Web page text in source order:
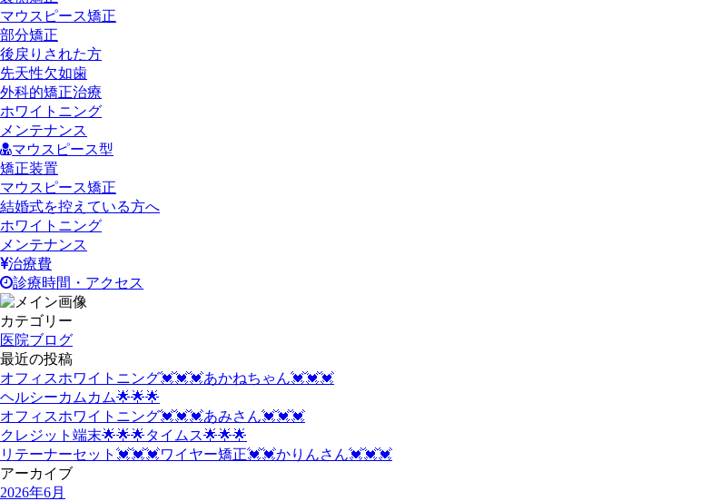
マウスピース矯正
部分矯正
後戻りされた方
先天性欠如歯
外科的矯正治療
ホワイトニング
メンテナンス
マウスピース型
矯正装置
マウスピース矯正
結婚式を控えている方へ
ホワイトニング
メンテナンス
治療費
診療時間・アクセス
カテゴリー
医院ブログ
最近の投稿
オフィスホワイトニング💓💓💓あかねちゃん💓💓💓
ヘルシーカムカム🌟🌟🌟
オフィスホワイトニング💓💓💓あみさん💓💓💓
クレジット端末🌟🌟🌟タイムス🌟🌟🌟
リテーナーセット💓💓💓ワイヤー矯正💓💓かりんさん💓💓💓
アーカイブ
2026年6月